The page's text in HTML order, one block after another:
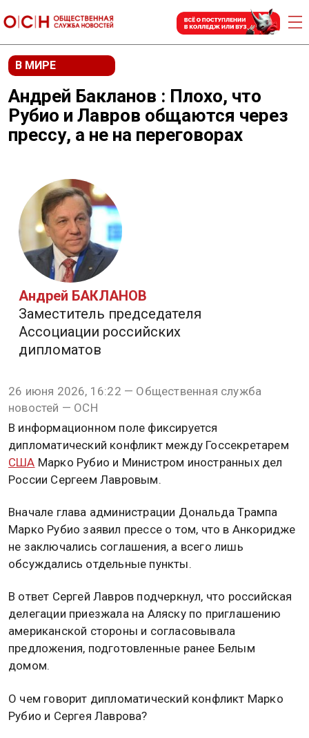
В МИРЕ
Андрей Бакланов : Плохо, что
Рубио и Лавров общаются через
прессу, а не на переговорах
Андрей БАКЛАНОВ
Заместитель председателя
Ассоциации российских
дипломатов
26 июня 2026, 16:22 — Общественная служба
новостей — ОСН
В информационном поле фиксируется
дипломатический конфликт между Госсекретарем
США Марко Рубио и Министром иностранных дел
России Сергеем Лавровым.
Вначале глава администрации Дональда Трампа
Марко Рубио заявил прессе о том, что в Анкоридже
не заключались соглашения, а всего лишь
обсуждались отдельные пункты.
В ответ Сергей Лавров подчеркнул, что российская
делегации приезжала на Аляску по приглашению
американской стороны и согласовывала
предложения, подготовленные ранее Белым
домом.
О чем говорит дипломатический конфликт Марко
Рубио и Сергея Лаврова?